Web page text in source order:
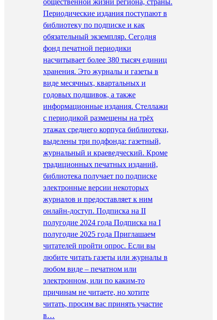
общественной жизни региона, страны.
Периодические издания поступают в
библиотеку по подписке и как
обязательный экземпляр. Сегодня
фонд печатной периодики
насчитывает более 380 тысяч единиц
хранения. Это журналы и газеты в
виде месячных, квартальных и
годовых подшивок, а также
информационные издания. Стеллажи
с периодикой размещены на трёх
этажах среднего корпуса библиотеки,
выделены три подфонда: газетный,
журнальный и краеведческий. Кроме
традиционных печатных изданий,
библиотека получает по подписке
электронные версии некоторых
журналов и предоставляет к ним
онлайн-доступ. Подписка на II
полугодие 2024 года Подписка на I
полугодие 2025 года Приглашаем
читателей пройти опрос. Если вы
любите читать газеты или журналы в
любом виде – печатном или
электронном, или по каким-то
причинам не читаете, но хотите
читать, просим вас принять участие
в…